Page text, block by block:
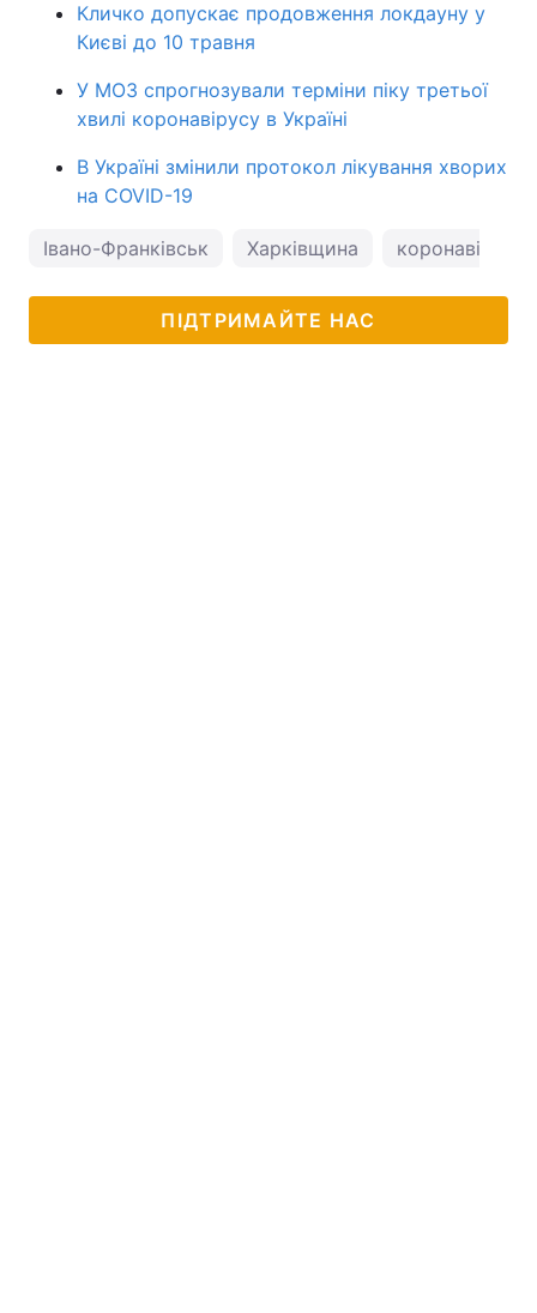
Кличко допускає продовження локдауну у
Києві до 10 травня
У МОЗ спрогнозували терміни піку третьої
хвилі коронавірусу в Україні
В Україні змінили протокол лікування хворих
на COVID-19
Івано-Франківськ Харківщина коронавірус
ПІДТРИМАЙТЕ НАС